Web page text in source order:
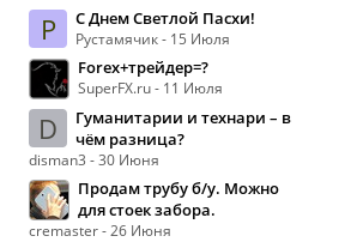
Р С Днем Светлой Пасхи!
Рустамячик - 15 Июля
Forex+трейдер=?
SuperFX.ru - 11 Июля
D
Гуманитарии и технари – в
чём разница?
disman3 - 30 Июня
Продам трубу б/у. Можно
для стоек забора.
cremaster - 26 Июня